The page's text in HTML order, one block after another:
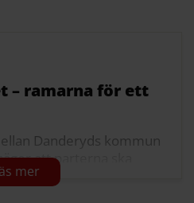
– ramarna för ett
Danderyds kommun
att parterna ska